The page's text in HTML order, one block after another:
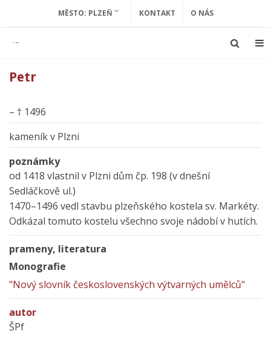
MĚSTO: PLZEŇ KONTAKT O NÁS
Petr
– † 1496
kameník v Plzni
poznámky
od 1418 vlastnil v Plzni dům čp. 198 (v dnešní
Sedláčkově ul.)
1470–1496 vedl stavbu plzeňského kostela sv. Markéty.
Odkázal tomuto kostelu všechno svoje nádobí v hutích.
prameny, literatura
Monografie
"Nový slovník československých výtvarných umělců"
autor
ŠPf